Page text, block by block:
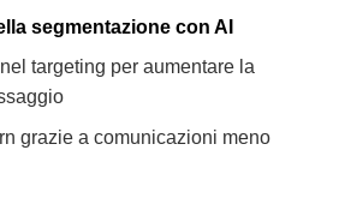
segmentazione con AI
targeting per aumentare la
grazie a comunicazioni meno